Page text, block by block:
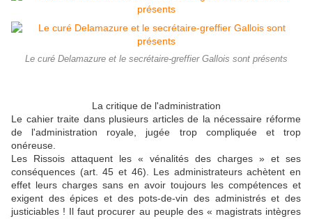
Le curé Delamazure et le secrétaire-greffier Gallois sont présents
La critique de l'administration
Le cahier traite dans plusieurs articles de la nécessaire réforme
de l'administration royale, jugée trop compliquée et trop
onéreuse.
Les Rissois attaquent les « vénalités des charges » et ses
conséquences (art. 45 et 46). Les administrateurs achètent en
effet leurs charges sans en avoir toujours les compétences et
exigent des épices et des pots-de-vin des administrés et des
justiciables ! Il faut procurer au peuple des « magistrats intègres